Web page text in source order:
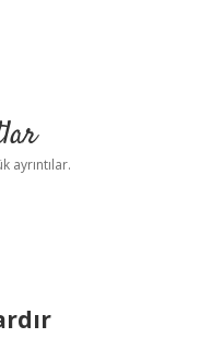
ayrıntılar.